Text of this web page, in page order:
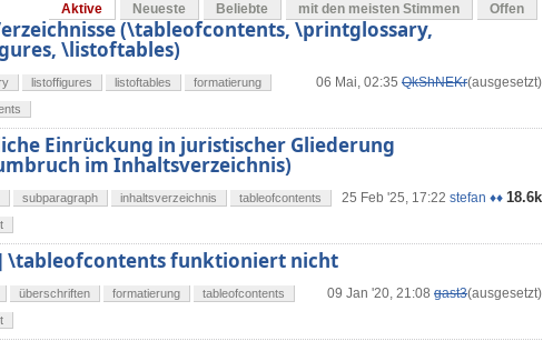
Aktive Neueste Beliebte mit den meisten Stimmen Offen
(\tableofcontents, \printglossary,
\listoftables)
06 Mai, 02:35 QkShNEKr(ausgesetzt)
listoffigures listoftables
formatierung
Einrückung in juristischer Gliederung
im Inhaltsverzeichnis)
25 Feb '25, 17:22 stefan ♦♦ 18.6k
subparagraph inhaltsverzeichnis
tableofcontents
\tableofcontents funktioniert nicht
09 Jan '20, 21:08 gast3(ausgesetzt)
überschriften formatierung
tableofcontents